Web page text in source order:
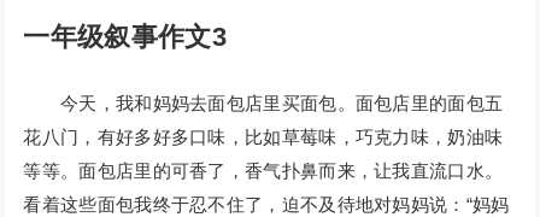
一年级叙事作文3
今天，我和妈妈去面包店里买面包。面包店里的面包五
花八门，有好多好多口味，比如草莓味，巧克力味，奶油味
等等。面包店里的可香了，香气扑鼻而来，让我直流口水。
看着这些面包我终于忍不住了，迫不及待地对妈妈说：“妈妈